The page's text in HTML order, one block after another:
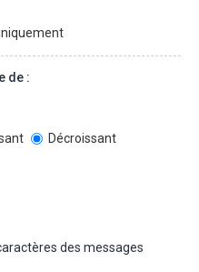
de :
Décroissant
des messages